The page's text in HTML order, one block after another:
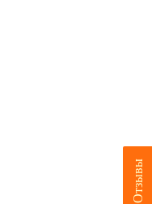
Отзывы